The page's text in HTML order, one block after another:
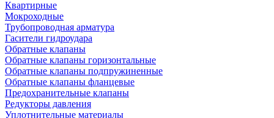
Квартирные
Мокроходные
Трубопроводная арматура
Гасители гидроудара
Обратные клапаны
Обратные клапаны горизонтальные
Обратные клапаны подпружиненные
Обратные клапаны фланцевые
Предохранительные клапаны
Редукторы давления
Уплотнительные материалы